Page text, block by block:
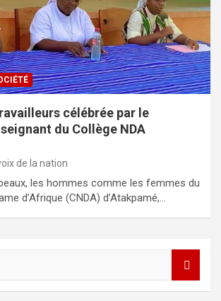
célébrée par le
du Collège NDA
de la nation
les hommes comme les femmes du
d’Afrique (CNDA) d’Atakpamé,…